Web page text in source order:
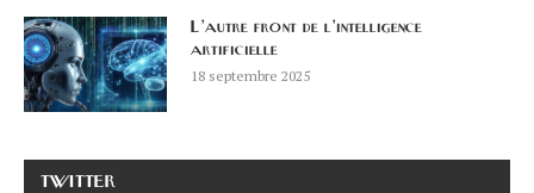
L’autre front de l’intelligence
artificielle
18 septembre 2025
TWITTER